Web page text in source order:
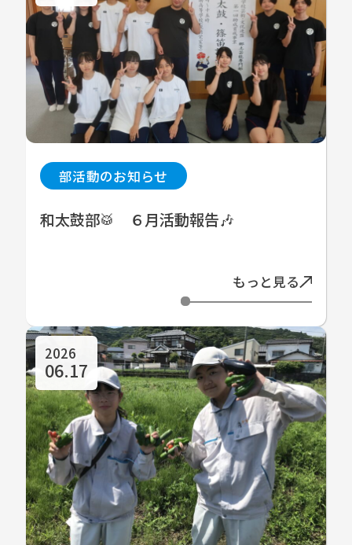
部活動のお知らせ
和太鼓部🥁 ６月活動報告🎶
もっと見る
2026
06.17